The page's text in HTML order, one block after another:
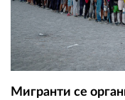
Мигранти се